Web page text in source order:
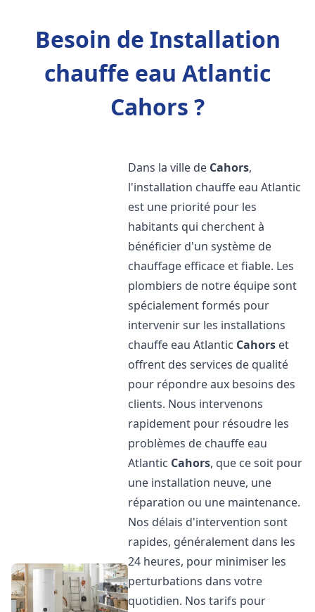
Besoin de Installation
chauffe eau Atlantic
Cahors ?
Dans la ville de Cahors,
l'installation chauffe eau Atlantic
est une priorité pour les
habitants qui cherchent à
bénéficier d'un système de
chauffage efficace et fiable. Les
plombiers de notre équipe sont
spécialement formés pour
intervenir sur les installations
chauffe eau Atlantic Cahors et
offrent des services de qualité
pour répondre aux besoins des
clients. Nous intervenons
rapidement pour résoudre les
problèmes de chauffe eau
Atlantic Cahors, que ce soit pour
une installation neuve, une
réparation ou une maintenance.
Nos délais d'intervention sont
rapides, généralement dans les
24 heures, pour minimiser les
perturbations dans votre
quotidien. Nos tarifs pour